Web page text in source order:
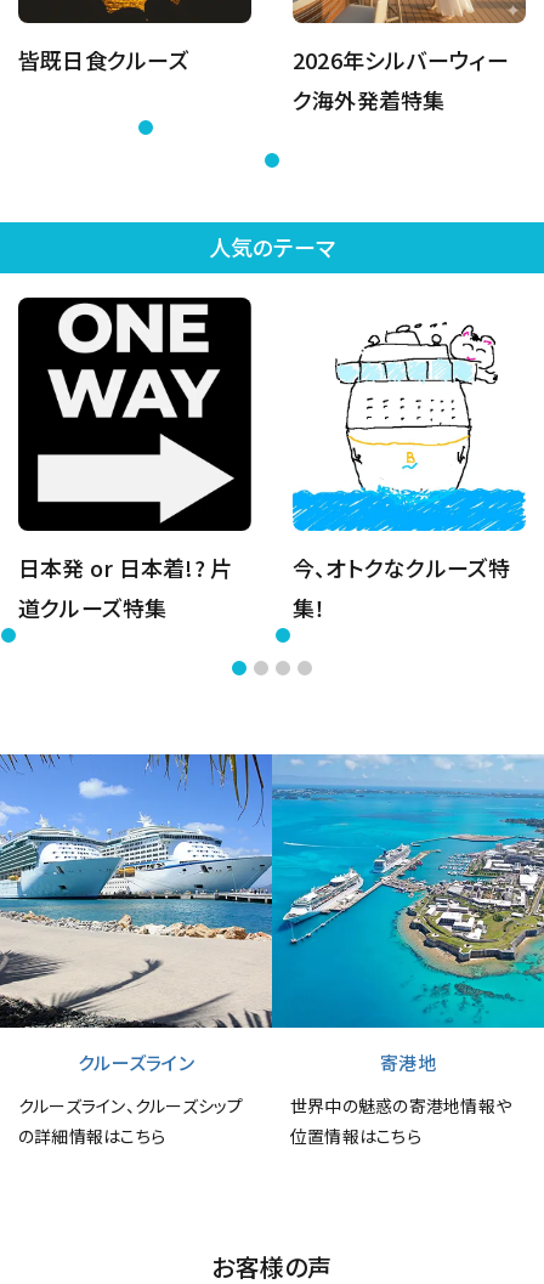
皆既日食クルーズ
2026年シルバーウィー
ク海外発着特集
人気のテーマ
日本発 or 日本着!? 片
道クルーズ特集
今、オトクなクルーズ特
集！
クルーズライン
クルーズライン、クルーズシップ
の詳細情報はこちら
寄港地
世界中の魅惑の寄港地情報や
位置情報はこちら
お客様の声